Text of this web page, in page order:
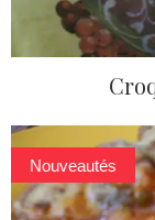
Nouveautés